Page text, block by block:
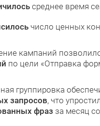
среднее время
число ценных
кампаний
по цели «Отправка
группировка
запросов, что
фраз за месяц